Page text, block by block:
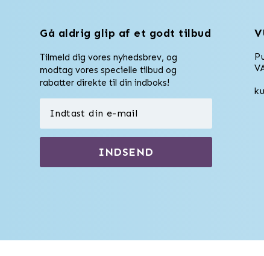
Gå aldrig glip af et godt tilbud
Tilmeld dig vores nyhedsbrev, og
modtag vores specielle tilbud og
rabatter direkte til din indboks!
INDSEND